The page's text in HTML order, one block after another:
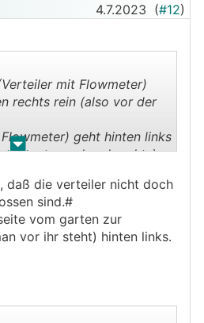
4.7.2023 (#12)
. .
mit Flowmeter)
rechts rein (also vor der
geht hinten links
entsprechend rechts)
daß die verteiler nicht doch
sind.#
vom garten zur
vor ihr steht) hinten links.